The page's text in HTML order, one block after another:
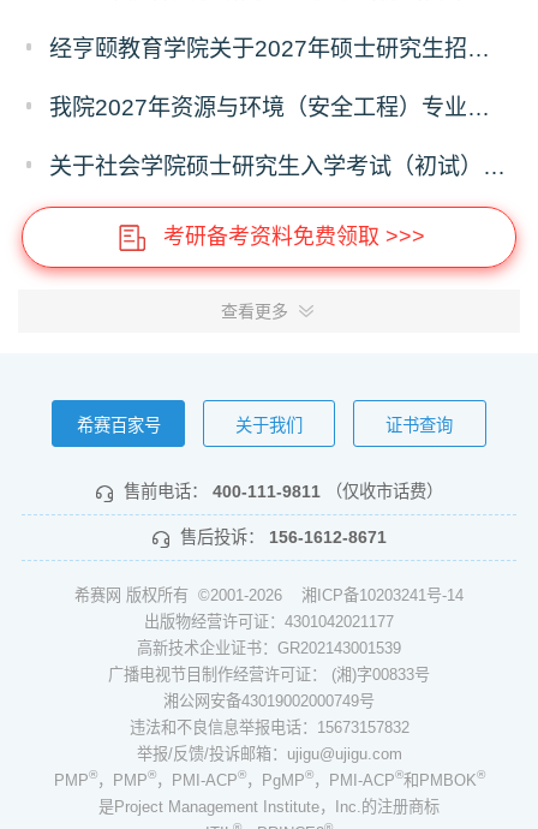
经亨颐教育学院关于2027年硕士研究生招生考试科目和学科变化的通知
我院2027年资源与环境（安全工程）专业硕士研究生招生考试初试自命题科目调整通知
关于社会学院硕士研究生入学考试（初试）考试科目及参考书目变更的通知
考研备考资料免费领取 >>>
查看更多
希赛百家号 关于我们 证书查询
售前电话： 400-111-9811 （仅收市话费）
售后投诉： 156-1612-8671
希赛网 版权所有 ©2001-2026 湘ICP备10203241号-14
出版物经营许可证：4301042021177
高新技术企业证书：GR202143001539
广播电视节目制作经营许可证： (湘)字00833号
湘公网安备43019002000749号
违法和不良信息举报电话：15673157832
举报/反馈/投诉邮箱：ujigu@ujigu.com
PMP®，PMP®，PMI-ACP®，PgMP®，PMI-ACP®和PMBOK®
是Project Management Institute，Inc.的注册商标